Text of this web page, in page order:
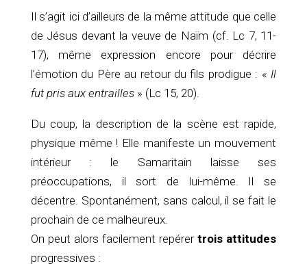
Il s’agit ici d’ailleurs de la même attitude que celle
de Jésus devant la veuve de Naïm (cf. Lc 7, 11-
17), même expression encore pour décrire
l’émotion du Père au retour du fils prodigue : « Il
fut pris aux entrailles » (Lc 15, 20).
Du coup, la description de la scène est rapide,
physique même ! Elle manifeste un mouvement
intérieur : le Samaritain laisse ses
préoccupations, il sort de lui-même. Il se
décentre. Spontanément, sans calcul, il se fait le
prochain de ce malheureux.
On peut alors facilement repérertrois attitudes
progressives :